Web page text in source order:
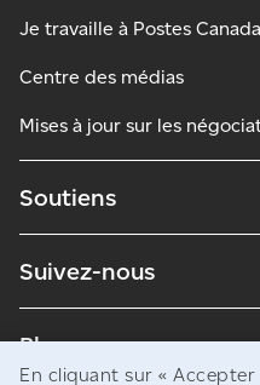
Je travaille à Postes Canada
Centre des médias
Mises à jour sur les
Soutiens
Suivez-nous
Blogues
En cliquant sur «